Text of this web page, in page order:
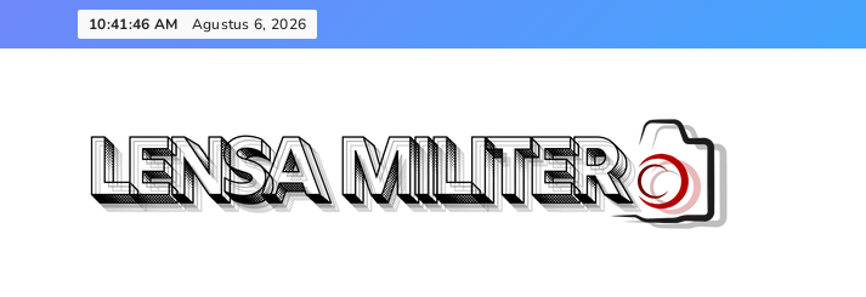
to
10:41:47 AM Agustus 6, 2026